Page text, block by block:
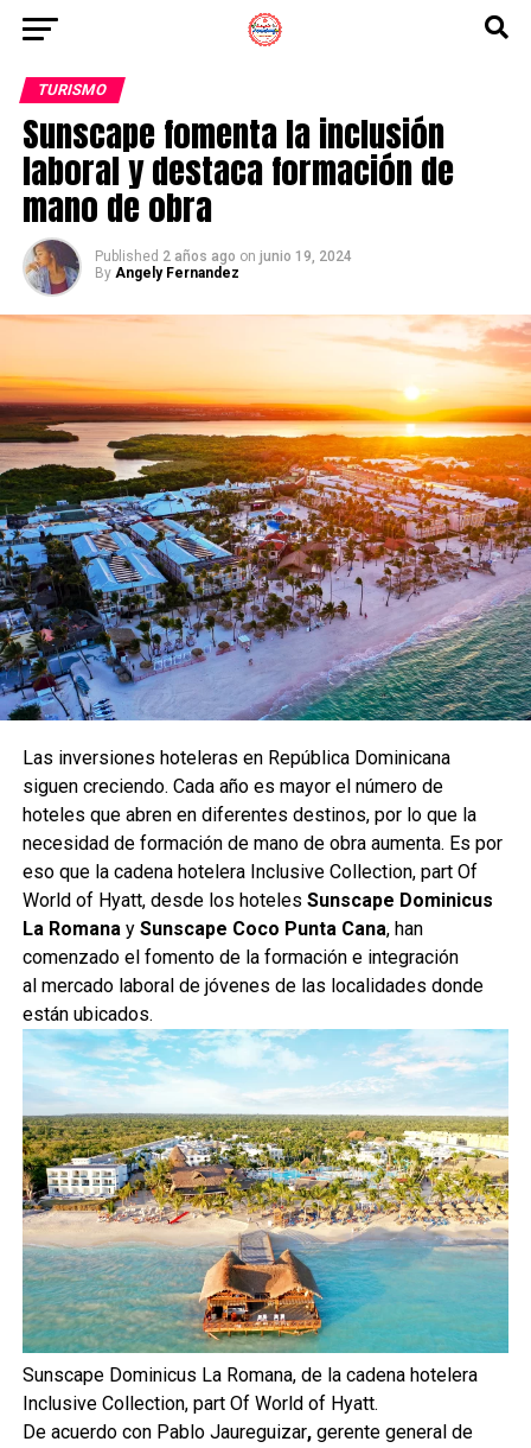
TURISMO
Sunscape fomenta la inclusión
laboral y destaca formación de
mano de obra
Published 2 años ago on junio 19, 2024
By Angely Fernandez
Las inversiones hoteleras en República Dominicana
siguen creciendo. Cada año es mayor el número de
hoteles que abren en diferentes destinos, por lo que la
necesidad de formación de mano de obra aumenta. Es por
eso que la cadena hotelera Inclusive Collection, part Of
World of Hyatt, desde los hoteles Sunscape Dominicus
La Romana y Sunscape Coco Punta Cana, han
comenzado el fomento de la formación e integración
al mercado laboral de jóvenes de las localidades donde
están ubicados.
Sunscape Dominicus La Romana, de la cadena hotelera
Inclusive Collection, part Of World of Hyatt.
De acuerdo con Pablo Jaureguizar,gerente general de